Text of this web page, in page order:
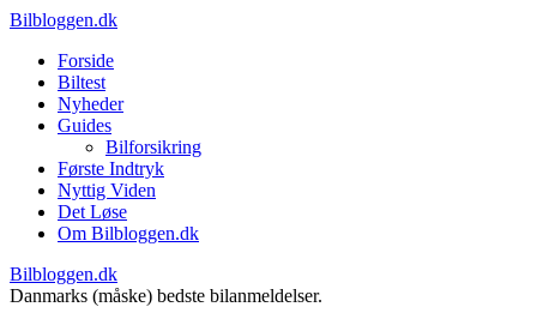
Bilbloggen.dk
Forside
Biltest
Nyheder
Guides
Bilforsikring
Første Indtryk
Nyttig Viden
Det Løse
Om Bilbloggen.dk
Bilbloggen.dk
Danmarks (måske) bedste bilanmeldelser.